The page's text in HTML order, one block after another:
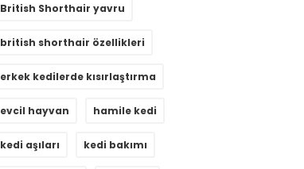
British Shorthair yavru
british shorthair özellikleri
erkek kedilerde kısırlaştırma
evcil hayvan hamile kedi
kedi aşıları kedi bakımı